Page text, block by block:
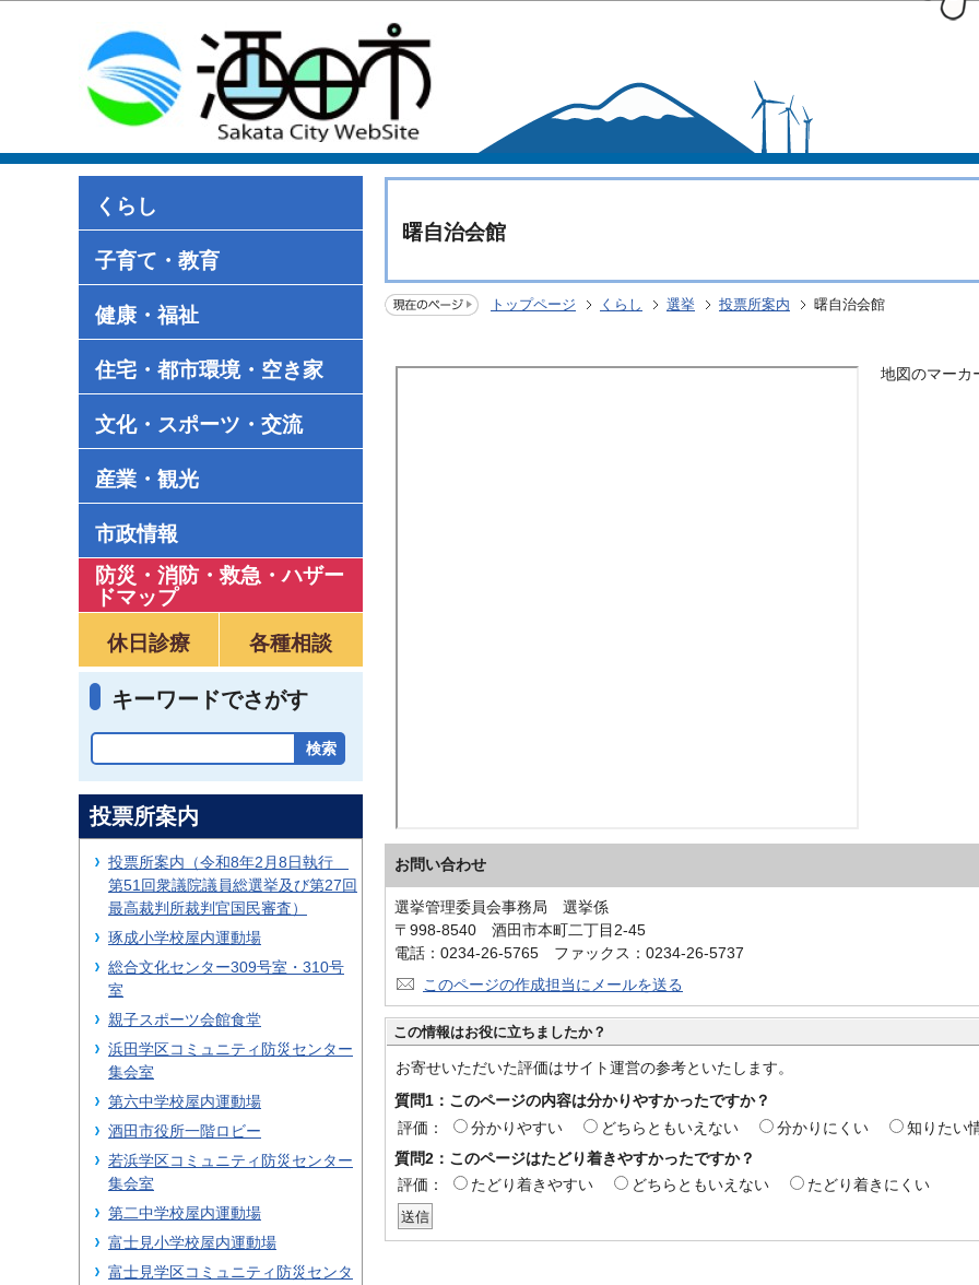
くらし
子育て・教育
健康・福祉
住宅・都市環境・空き家
文化・スポーツ・交流
産業・観光
市政情報
防災・消防・救急 ・ハザー
ドマップ
休日診療
各種相談
キーワードでさがす
曙自治会館
トップページ くらし 選挙 投票所案内 曙自治会館
地図のマーカ
お問い合わせ
選挙管理委員会事務局 選挙係
〒998-8540 酒田市本町二丁目2-45
電話：0234-26-5765 ファックス：0234-26-5737
このページの作成担当にメールを送る
この情報はお役に立ちましたか？
お寄せいただいた評価はサイト運営の参考といたします。
質問1：このページの内容は分かりやすかったですか？
評価：
分かりやすい どちらともいえない 分かりにくい
知りたい
質問2：このページはたどり着きやすかったですか？
評価：
たどり着きやすい どちらともいえない たどり着きにくい
投票所案内
投票所案内（令和8年2月8日執行
第51回衆議院議員総選挙及び第27回
最高裁判所裁判官国民審査）
琢成小学校屋内運動場
総合文化センター309号室・310号
室
親子スポーツ会館食堂
浜田学区コミュニティ防災センター
集会室
第六中学校屋内運動場
酒田市役所一階ロビー
若浜学区コミュニティ防災センター
集会室
第二中学校屋内運動場
富士見小学校屋内運動場
富士見学区コミュニティ防災センタ